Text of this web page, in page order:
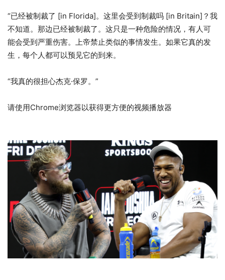
“已经被制裁了 [in Florida]。这里会受到制裁吗 [in Britain]？我
不知道。那边已经被制裁了。这只是一种危险的情况，有人可
能会受到严重伤害。上帝禁止类似的事情发生。如果它真的发
生，每个人都可以预见它的到来。
“我真的很担心杰克·保罗。”
请使用Chrome浏览器以获得更方便的视频播放器